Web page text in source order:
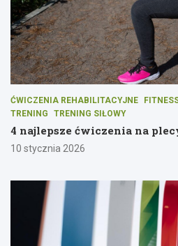
ĆWICZENIA REHABILITACYJNE
TRENING
TRENING SIŁOWY
4 najlepsze ćwiczenia na
10 stycznia 2026